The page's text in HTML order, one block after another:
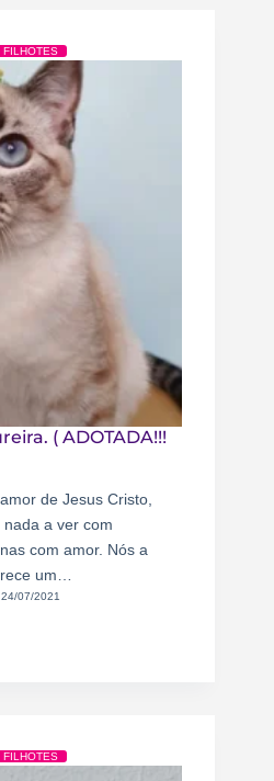
FILHOTES
( ADOTADA!!!
de Jesus Cristo,
a ver com
com amor. Nós a
um…
24/07/2021
FILHOTES